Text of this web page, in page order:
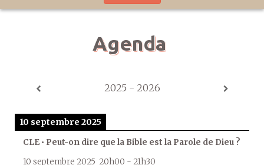
Agenda
2025 - 2026
10 septembre 2025
CLE • Peut-on dire que la Bible est la Parole de Dieu ?
10 septembre 2025 20h00 - 21h30